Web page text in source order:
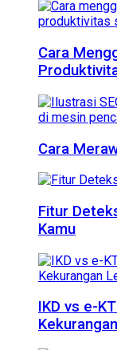
Cara
Cara
Fitur
Kamu
IKD vs e-